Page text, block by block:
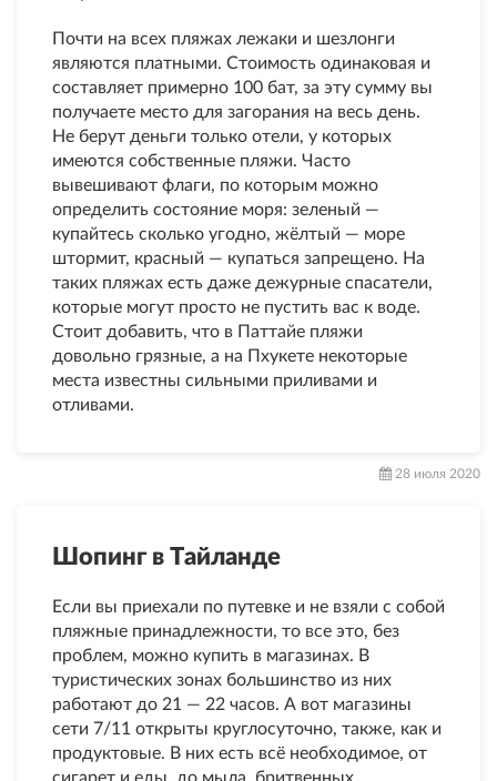
Почти на всех пляжах лежаки и шезлонги
являются платными. Стоимость одинаковая и
составляет примерно 100 бат, за эту сумму вы
получаете место для загорания на весь день.
Не берут деньги только отели, у которых
имеются собственные пляжи. Часто
вывешивают флаги, по которым можно
определить состояние моря: зеленый —
купайтесь сколько угодно, жёлтый — море
штормит, красный — купаться запрещено. На
таких пляжах есть даже дежурные спасатели,
которые могут просто не пустить вас к воде.
Стоит добавить, что в Паттайе пляжи
довольно грязные, а на Пхукете некоторые
места известны сильными приливами и
отливами.
28 июля 2020
Шопинг в Тайланде
Если вы приехали по путевке и не взяли с собой
пляжные принадлежности, то все это, без
проблем, можно купить в магазинах. В
туристических зонах большинство из них
работают до 21 — 22 часов. А вот магазины
сети 7/11 открыты круглосуточно, также, как и
продуктовые. В них есть всё необходимое, от